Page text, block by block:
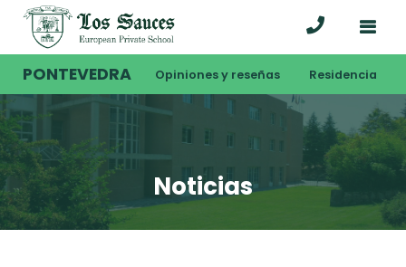
PONTEVEDRA Opiniones y reseñas Residencia
Noticias